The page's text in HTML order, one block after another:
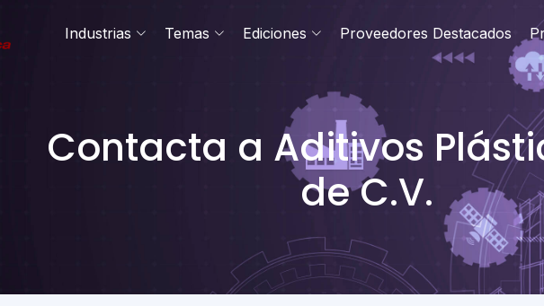
Industrias Temas Ediciones Proveedores Destacados
Contacta a Aditivos
de C.V.